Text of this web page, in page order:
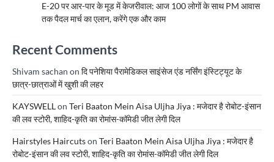
E-20 पर आर-पार के मूड में केजरीवाल: आज 100 लोगों के साथ PM आवास
तक पैदल मार्च का एलान, करेंगे एक और काम
Recent Comments
Shivam sachan on दि पनेशिया पैरामेडिकल साइंसेज एंड नर्सिंग इंस्टिट्यूट के
छात्र-छात्राओं में खुशी की लहर
KAYSWELLon Teri Baaton Mein Aisa Uljha Jiya : मजेदार है रोबोट-इंसान
की लव स्टोरी, शाहिद-कृति का रोमांस-कॉमेडी जीत लेगी दिल
Hairstyles Haircutson Teri Baaton Mein Aisa Uljha Jiya : मजेदार है
रोबोट-इंसान की लव स्टोरी, शाहिद-कृति का रोमांस-कॉमेडी जीत लेगी दिल